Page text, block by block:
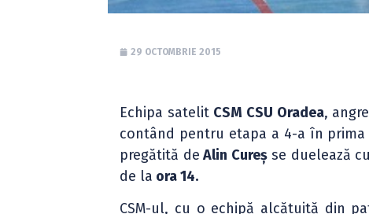
29 OCTOMBRIE 2015
Echipa satelit CSM CSU Oradea,
contând pentru etapa a 4-a în prima
pregătită de Alin Cureșse duelează cu
de la ora 14.
CSM-ul, cu o echipă alcătuită din